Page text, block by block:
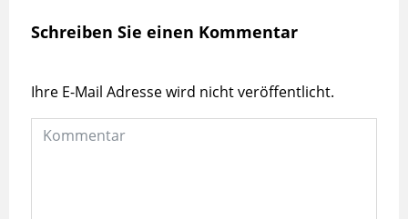
Schreiben Sie einen Kommentar
Ihre E-Mail Adresse wird nicht veröffentlicht.